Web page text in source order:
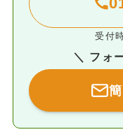
受付
＼ フォ